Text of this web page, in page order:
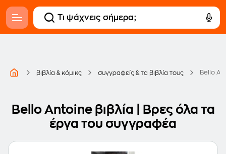
βιβλία & κόμικς συγγραφείς & τα βιβλία τους Bello
Bello Antoine βιβλία | Βρες όλα τα
έργα του συγγραφέα